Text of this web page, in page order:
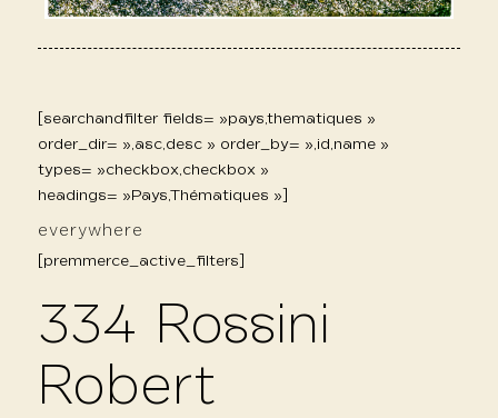
[searchandfilter fields= »pays,thematiques »
order_dir= »,asc,desc » order_by= »,id,name »
types= »checkbox,checkbox »
headings= »Pays,Thématiques »]
everywhere
[premmerce_active_filters]
334 Rossini
Robert